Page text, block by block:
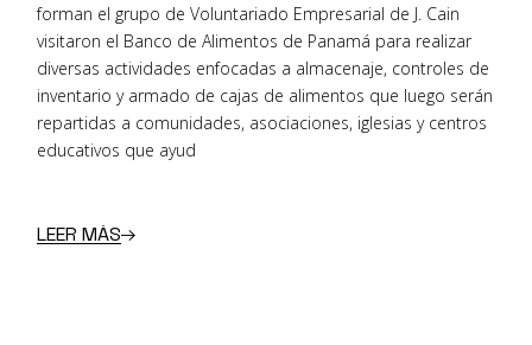
forman el grupo de Voluntariado Empresarial de J. Cain
visitaron el Banco de Alimentos de Panamá para realizar
diversas actividades enfocadas a almacenaje, controles de
inventario y armado de cajas de alimentos que luego serán
repartidas a comunidades, asociaciones, iglesias y centros
educativos que ayud
LEER MÁS